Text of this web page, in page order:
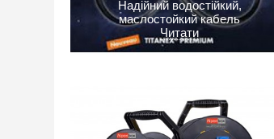
Надійний водостійкий,
маслостойкий кабель
Читати